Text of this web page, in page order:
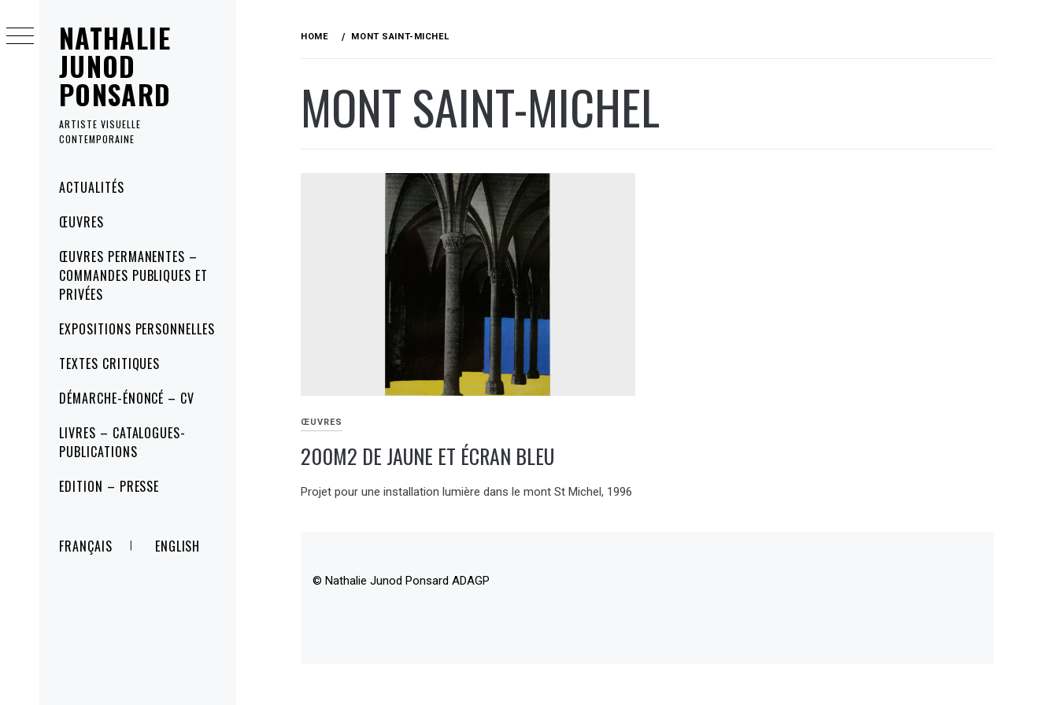
NATHALIE
JUNOD
PONSARD
ARTISTE VISUELLE
CONTEMPORAINE
MenuACTUALITÉS
ŒUVRES
ŒUVRES PERMANENTES –
COMMANDES PUBLIQUES ET
PRIVÉES
EXPOSITIONS PERSONNELLES
TEXTES CRITIQUES
DÉMARCHE-ÉNONCÉ – CV
LIVRES – CATALOGUES-
PUBLICATIONS
EDITION – PRESSE
FRANÇAIS ENGLISH
to
content
HOME MONT SAINT-MICHEL
MONT SAINT-MICHEL
ŒUVRES
200M2 DE JAUNE ET ÉCRAN BLEU
Projet pour une installation lumière dans le mont St Michel, 1996
© Nathalie Junod Ponsard ADAGP